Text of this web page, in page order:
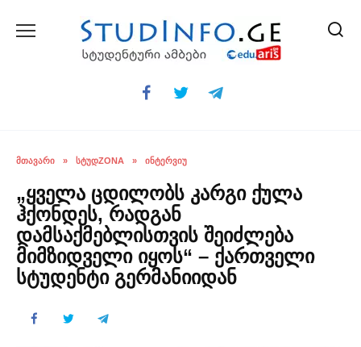
ᲛᲗᲐᲕᲐᲠᲘ » ᲡᲢᲣᲓZONA » ᲘᲜᲢᲔᲠᲕᲘᲣ
„ყველა ცდილობს კარგი ქულა
ჰქონდეს, რადგან
დამსაქმებლისთვის შეიძლება
მიმზიდველი იყოს“ – ქართველი
სტუდენტი გერმანიიდან